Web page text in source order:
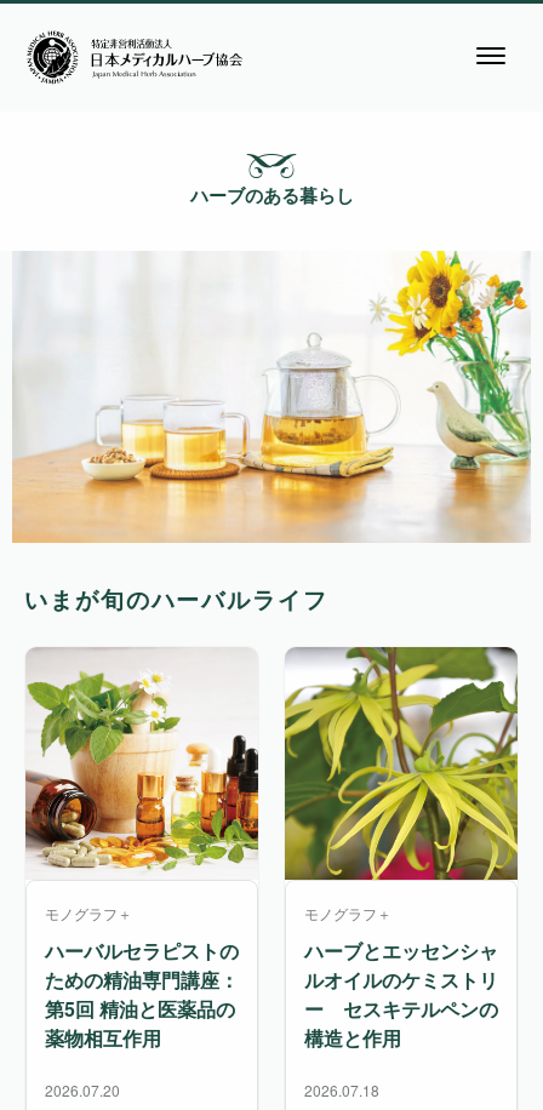
ハーブのある暮らし
いまが旬のハーバルライフ
モノグラフ＋
ハーバルセラピストの
ための精油専門講座：
第5回 精油と医薬品の
薬物相互作用
2026.07.20
モノグラフ＋
ハーブとエッセンシャ
ルオイルのケミストリ
ー セスキテルペンの
構造と作用
2026.07.18